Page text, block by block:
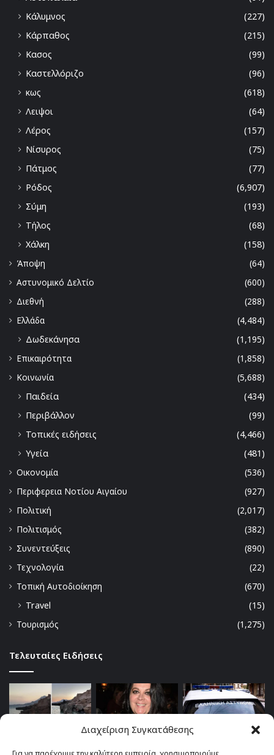
Διαχείριση Συγκατάθεσης
Κάλυμνος
(227)
Κάρπαθος
(215)
Κασος
(99)
Καστελλόριζο
(96)
κως
(618)
Λειψοι
(64)
Λέρος
(157)
Νίσυρος
(75)
Πάτμος
(77)
Ρόδος
(6,907)
Σύμη
(193)
Τήλος
(68)
Χάλκη
(158)
Άποψη
(64)
Αστυνομικό Δελτίο
(600)
Διεθνή
(288)
Ελλάδα
(4,484)
Δωδεκάνησα
(1,195)
Επικαιρότητα
(1,858)
Κοινωνία
(5,688)
Παιδεία
(434)
Περιβάλλον
(99)
Τοπικές ειδήσεις
(4,466)
Υγεία
(481)
Οικονομία
(536)
Περιφερεια Νοτίου Αιγαίου
(927)
Πολιτική
(2,017)
Πολιτισμός
(382)
Συνεντεύξεις
(890)
Τεχνολογία
(22)
Τοπική Αυτοδιοίκηση
(670)
Travel
(15)
Τουρισμός
(1,275)
Τελευταίες Ειδήσεις